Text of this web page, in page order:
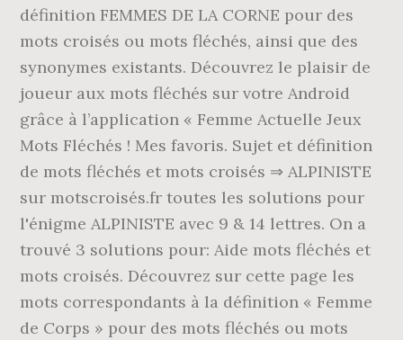
définition FEMMES DE LA CORNE pour des
mots croisés ou mots fléchés, ainsi que des
synonymes existants. Découvrez le plaisir de
joueur aux mots fléchés sur votre Android
grâce à l’application « Femme Actuelle Jeux
Mots Fléchés ! Mes favoris. Sujet et définition
de mots fléchés et mots croisés ⇒ ALPINISTE
sur motscroisés.fr toutes les solutions pour
l'énigme ALPINISTE avec 9 & 14 lettres. On a
trouvé 3 solutions pour: Aide mots fléchés et
mots croisés. Découvrez sur cette page les
mots correspondants à la définition « Femme
de Corps » pour des mots fléchés ou mots